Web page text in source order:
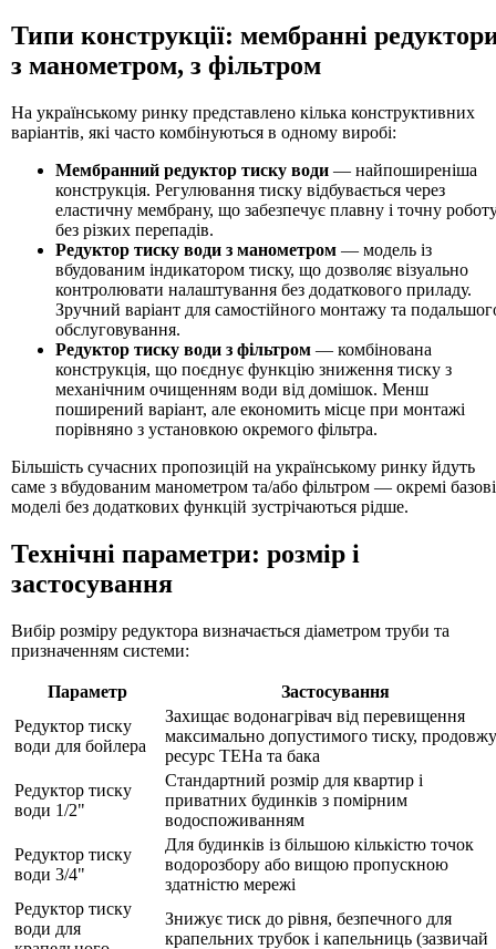
Типи конструкції: мембранні
з манометром, з фільтром
На українському ринку представлено кілька конструктивних
варіантів, які часто комбінуються в одному виробі:
Мембранний редуктор тиску води — найпоширеніша
конструкція. Регулювання тиску відбувається через
еластичну мембрану, що забезпечує плавну і точну
без різких перепадів.
Редуктор тиску води з манометром — модель із
вбудованим індикатором тиску, що дозволяє візуально
контролювати налаштування без додаткового приладу.
Зручний варіант для самостійного монтажу та
обслуговування.
Редуктор тиску води з фільтром — комбінована
конструкція, що поєднує функцію зниження тиску з
механічним очищенням води від домішок. Менш
поширений варіант, але економить місце при монтажі
порівняно з установкою окремого фільтра.
Більшість сучасних пропозицій на українському ринку йдуть
саме з вбудованим манометром та/або фільтром — окремі базові
моделі без додаткових функцій зустрічаються рідше.
Технічні параметри: розмір і
застосування
Вибір розміру редуктора визначається діаметром труби та
призначенням системи:
Параметр
Застосування
Редуктор тиску
води для бойлера
Захищає водонагрівач від перевищення
максимально допустимого тиску,
ресурс ТЕНа та бака
Редуктор тиску
води 1/2"
Стандартний розмір для квартир і
приватних будинків з помірним
водоспоживанням
Редуктор тиску
води 3/4"
Для будинків із більшою кількістю точок
водорозбору або вищою пропускною
здатністю мережі
Редуктор тиску
води для
Знижує тиск до рівня, безпечного для
крапельних трубок і капельниць (зазвичай